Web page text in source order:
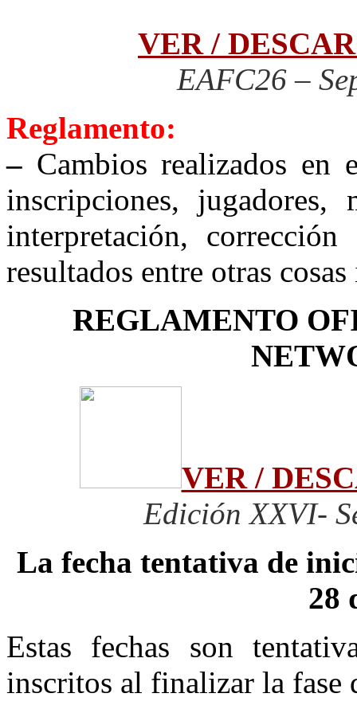
VER /
EAFC26 –
Reglamento:
– Cambios realizados en
inscripciones,
interpretación,
resultados entre otras
REGLAMENTO
VER /
Edición XXVI-
La fecha tentativa de
28
Estas fechas son
inscritos al finalizar la fase